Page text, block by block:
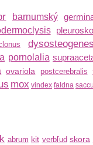
barnumský
pornolalia
ovariola postcerebralis
mox vindex faldna
abrum kit verbľud skora